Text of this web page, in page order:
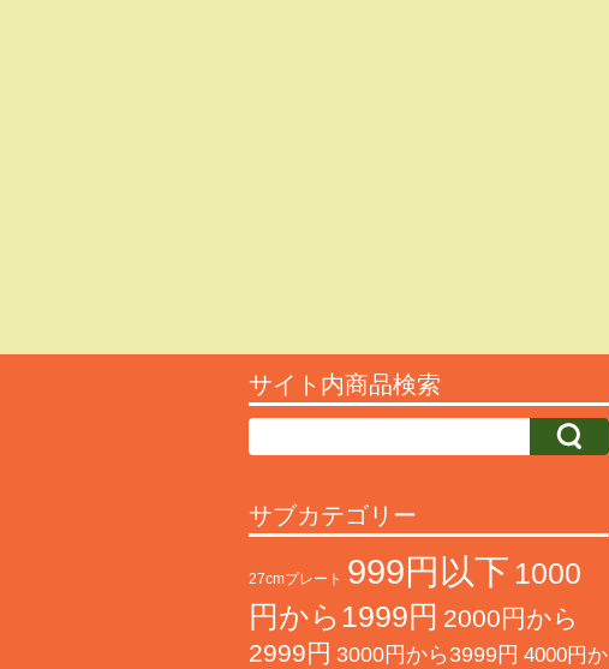
サイト内商品検索
サブカテゴリー
27cmプレート 999円以下 1000
円から1999円 2000円から
2999円 3000円から3999円 4000円か